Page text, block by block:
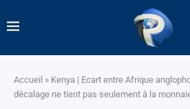
Accueil » Kenya | Ecart entre Afrique
décalage ne tient pas seulement à la